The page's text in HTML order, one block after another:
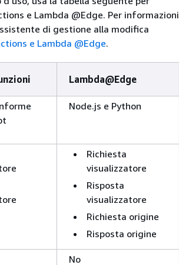
e Lambda @Edge. Per informazioni
di gestione alla modifica
e Lambda @Edge.
Lambda@Edge
Node.js e Python
Richiesta
visualizzatore
Risposta
visualizzatore
Richiesta origine
Risposta origine
No